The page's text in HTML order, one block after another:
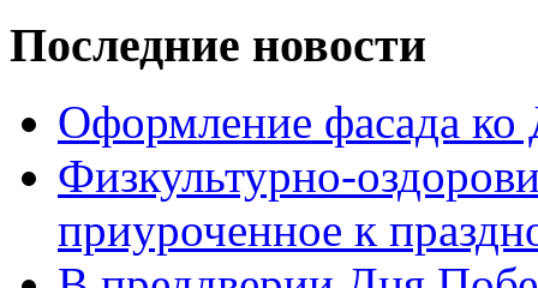
Последние новости
Оформление фасада
Физкультурно-
приуроченное к